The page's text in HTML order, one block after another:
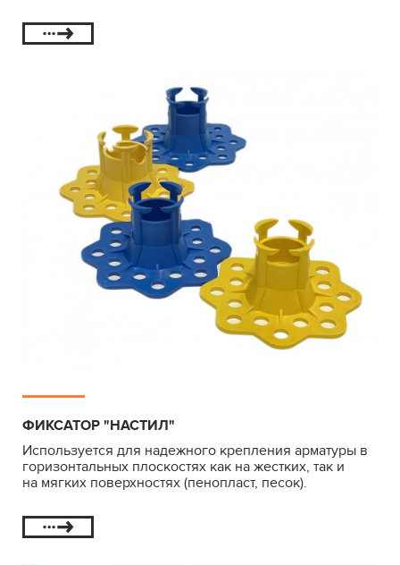
ФИКСАТОР "НАСТИЛ"
Используется для надежного крепления арматуры в
горизонтальных плоскостях как на жестких, так и
на мягких поверхностях (пенопласт, песок).